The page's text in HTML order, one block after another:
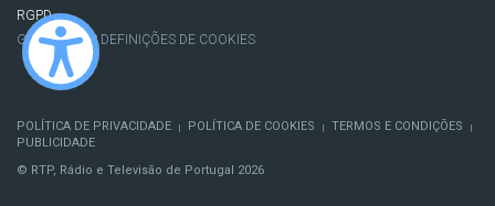
RGPD
GESTÃO DAS DEFINIÇÕES DE COOKIES
POLÍTICA DE PRIVACIDADE | POLÍTICA DE COOKIES | TERMOS E CONDIÇÕES |
PUBLICIDADE
© RTP, Rádio e Televisão de Portugal 2026